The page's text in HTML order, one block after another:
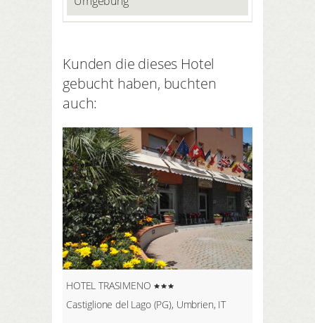
Kunden die dieses Hotel
gebucht haben, buchten
auch:
HOTEL TRASIMENO
Castiglione del Lago (PG), Umbrien, IT